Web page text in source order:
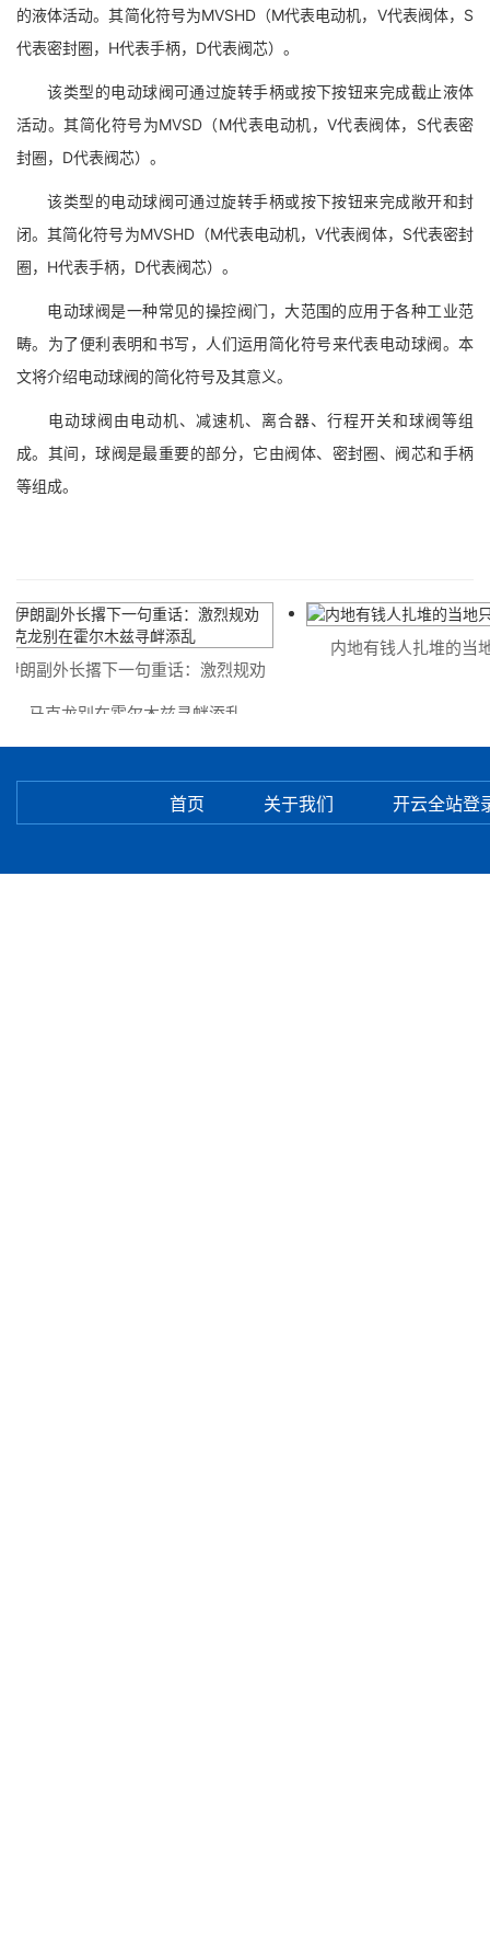
的液体活动。其简化符号为MVSHD（M代表电动机，V代表阀体，S
代表密封圈，H代表手柄，D代表阀芯）。
该类型的电动球阀可通过旋转手柄或按下按钮来完成截止液体
活动。其简化符号为MVSD（M代表电动机，V代表阀体，S代表密
封圈，D代表阀芯）。
该类型的电动球阀可通过旋转手柄或按下按钮来完成敞开和封
闭。其简化符号为MVSHD（M代表电动机，V代表阀体，S代表密封
圈，H代表手柄，D代表阀芯）。
电动球阀是一种常见的操控阀门，大范围的应用于各种工业范
畴。为了便利表明和书写，人们运用简化符号来代表电动球阀。本
文将介绍电动球阀的简化符号及其意义。
电动球阀由电动机、减速机、离合器、行程开关和球阀等组
成。其间，球阀是最重要的部分，它由阀体、密封圈、阀芯和手柄
等组成。
朗副外长撂下一句重话：激烈规劝
马克龙别在霍尔木兹寻衅添乱
内地有钱人扎堆的当地
首页 关于我们 开云全站登